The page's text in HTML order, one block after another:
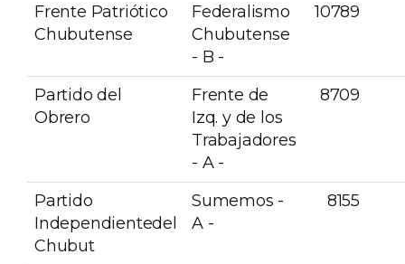
Frente Patriótico
Chubutense
Federalismo
Chubutense
- B -
10789
Partido del
Obrero
Frente de
Izq. y de los
Trabajadores
- A -
8709
Partido
Independientedel
Chubut
Sumemos -
A -
8155